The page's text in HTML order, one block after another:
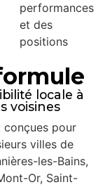
performances
et des
positions
locale à
voisines
conçues pour
villes de
les-Bains,
Or, Saint-